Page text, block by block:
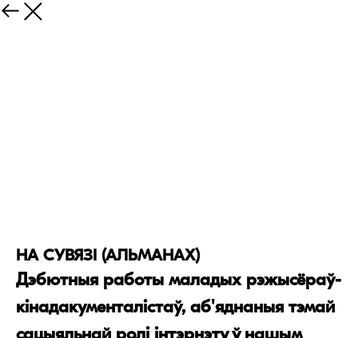
НА СУВЯЗІ (АЛЬМАНАХ)
Дэбютныя работы маладых рэжысёраў-
кінадакументалістаў, аб'яднаныя тэмай